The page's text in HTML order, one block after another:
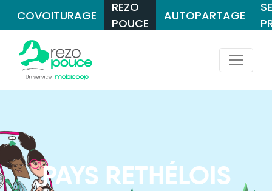
COVOITURAGE
REZO
POUCE
AUTOPARTAGE
PAYS RETHÉLOIS